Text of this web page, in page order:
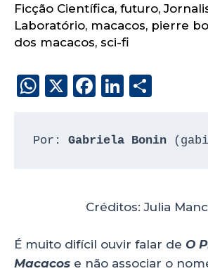
Ficção Científica, futuro,
Laboratório, macacos, pierre
dos macacos, sci-fi
W
a
ts
X
F
c
e
o
o
k
Li
k
e
n
a
re
Por: Gabriela Bonin
Créditos: Julia
É muito difícil ouvir falar de O
Macacos e não associar o